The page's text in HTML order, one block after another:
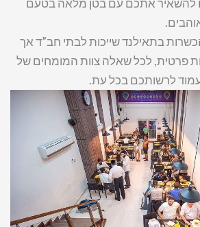
להשאיר אתכם עם בטן מלאה בטעם
בתאילנד שייכות לבתי חב”ד אך
פרטית, לכל שאלה צוות המומחים של
לרשותכם בכל עת.